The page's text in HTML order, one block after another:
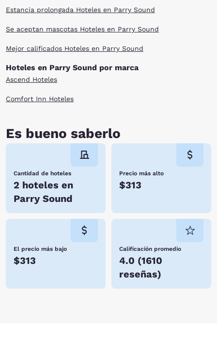
Estancia prolongada Hoteles en Parry Sound
Se aceptan mascotas Hoteles en Parry Sound
Mejor calificados Hoteles en Parry Sound
Hoteles en Parry Sound por marca
Ascend Hoteles
Comfort Inn Hoteles
Es bueno saberlo
Cantidad de hoteles
2 hoteles en
Parry Sound
Precio más alto
$313
El precio más bajo
$313
Calificación promedio
4.0 (1610
reseñas)